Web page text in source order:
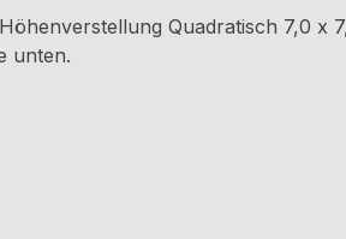
Quadratisch 7,0 x
unten.